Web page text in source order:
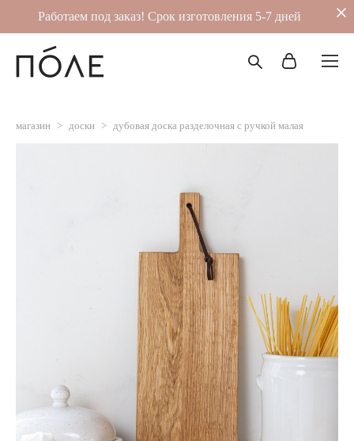
Работаем под заказ! Срок изготовления 5-7 дней
магазин > доски > дубовая доска разделочная с ручкой малая